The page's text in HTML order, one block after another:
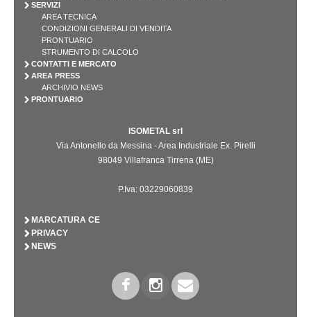
SERVIZI
AREA TECNICA
CONDIZIONI GENERALI DI VENDITA
PRONTUARIO
STRUMENTO DI CALCOLO
CONTATTI E MERCATO
AREA PRESS
ARCHIVIO NEWS
PRONTUARIO
ISOMETAL srl
Via Antonello da Messina - Area Industriale Ex. Pirelli
98049 Villafranca Tirrena (ME)
P.Iva: 03229060839
MARCATURA CE
PRIVACY
NEWS